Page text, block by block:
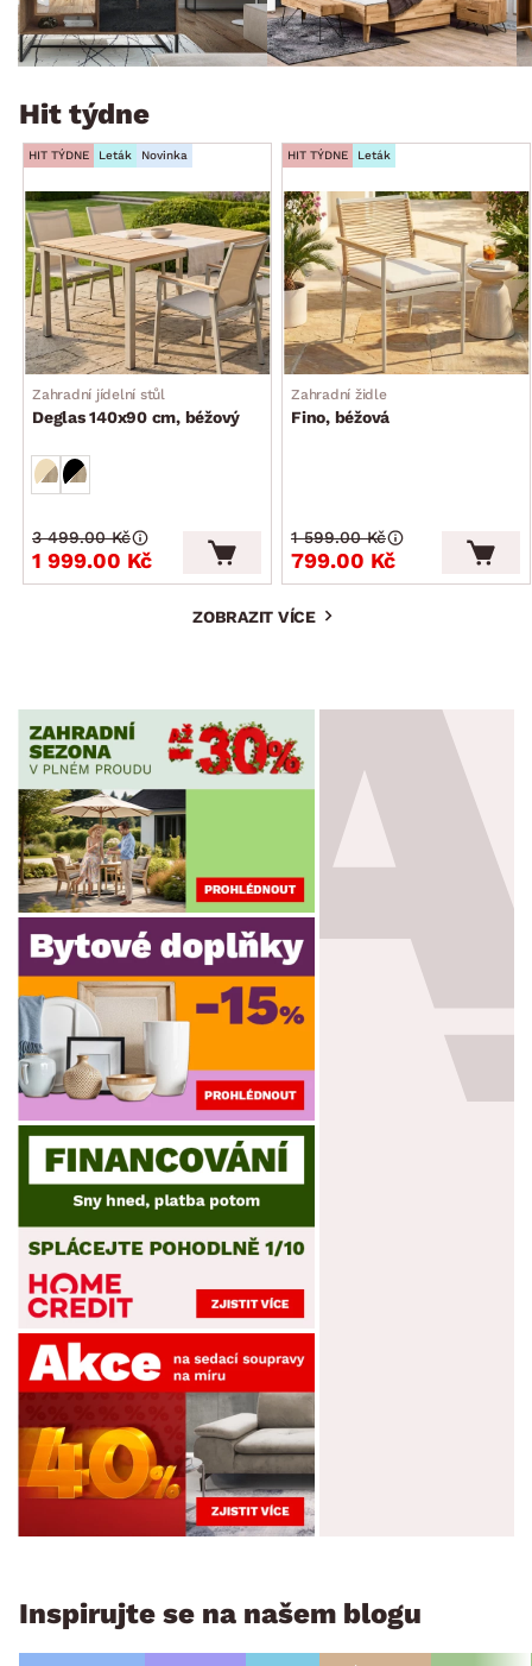
Hit týdne
HIT TÝDNE Leták Novinka
Zahradní jídelní stůl
Deglas 140x90 cm, béžový
1 999.00 Kč
3 499.00 Kč
HIT TÝDNE Leták
Zahradní židle
Fino, béžová
799.00 Kč
1 599.00 Kč
ZOBRAZIT VÍCE
Inspirujte se na našem blogu